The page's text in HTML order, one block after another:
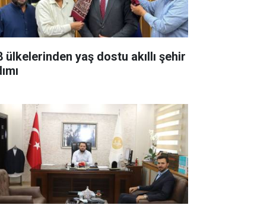
ülkelerinden yaş dostu akıllı şehir